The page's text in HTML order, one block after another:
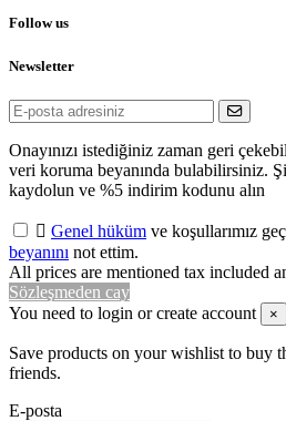
Follow us
Newsletter
Onayınızı istediğiniz zaman geri
veri koruma beyanında bulabilirsiniz.
kaydolun ve %5 indirim kodunu alın
 Genel hüküm ve koşullarımız
beyanını not ettim.
All prices are mentioned tax included
Sözleşmeden cay
You need to login or create account
×
Save products on your wishlist to buy
friends.
E-posta